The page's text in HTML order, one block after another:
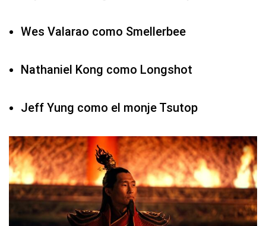
Wes Valarao como Smellerbee
Nathaniel Kong como Longshot
Jeff Yung como el monje Tsutop